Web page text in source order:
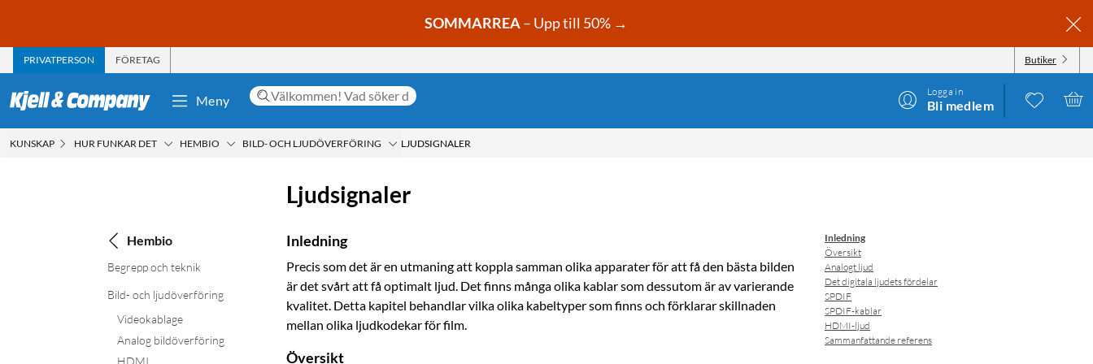
SOMMARREA– Upp till 50% →
PRIVATPERSON FÖRETAG Butiker
Meny
Logga in
Bli medlem
KUNSKAP HUR FUNKAR DET HEMBIO BILD- OCH LJUDÖVERFÖRING LJUDSIGNALER
Ljudsignaler
Hembio
Begrepp och teknik
Bild- och ljudöverföring
Videokablage
Analog bildöverföring
HDMI
Inledning
Översikt
Analogt ljud
Det digitala ljudets fördelar
SPDIF
SPDIF-kablar
HDMI-ljud
Sammanfattande referens
Inledning
Precis som det är en utmaning att koppla samman olika apparater för att få den bästa bilden
är det svårt att få optimalt ljud. Det finns många olika kablar som dessutom är av varierande
kvalitet. Detta kapitel behandlar vilka olika kabeltyper som finns och förklarar skillnaden
mellan olika ljudkodekar för film.
Översikt